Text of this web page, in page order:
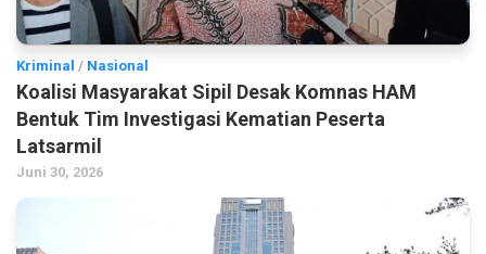
Kriminal / Nasional
Koalisi Masyarakat Sipil Desak Komnas HAM
Bentuk Tim Investigasi Kematian Peserta
Latsarmil
Juni 30, 2026